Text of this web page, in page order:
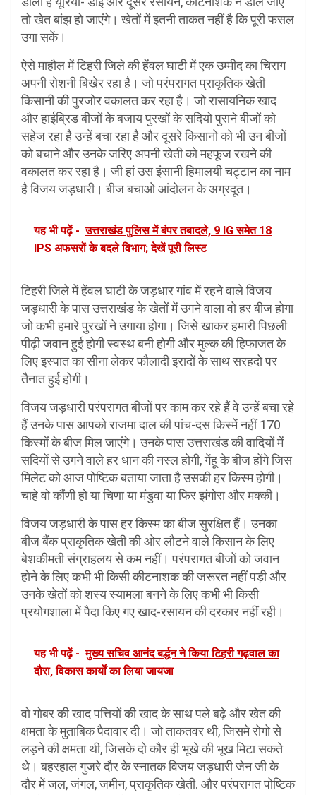
तो खेत बांझ हो जाएंगे। खेतों में इतनी ताकत नहीं है कि पूरी फसल
उगा सकें।
ऐसे माहौल में टिहरी जिले की हेंवल घाटी में एक उम्मीद का चिराग
अपनी रोशनी बिखेर रहा है। जो परंपरागत प्राकृतिक खेती
किसानी की पुरजोर वकालत कर रहा है। जो रासायनिक खाद
और हाईब्रिड बीजों के बजाय पुरखों के सदियो पुराने बीजों को
सहेज रहा है उन्हें बचा रहा है और दूसरे किसानो को भी उन बीजों
को बचाने और उनके जरिए अपनी खेती को महफूज रखने की
वकालत कर रहा है। जी हां उस इंसानी हिमालयी चट्टान का नाम
है विजय जड़धारी। बीज बचाओ आंदोलन के अग्रदूत।
यह भी पढ़ें - उत्तराखंड पुलिस में बंपर तबादले, 9 IG समेत 18
IPS अफसरों के बदले विभाग; देखें पूरी लिस्ट
टिहरी जिले में हेंवल घाटी के जड़धार गांव में रहने वाले विजय
जड़धारी के पास उत्तराखंड के खेतों में उगने वाला वो हर बीज होगा
जो कभी हमारे पुरखों ने उगाया होगा। जिसे खाकर हमारी पिछली
पीढ़ी जवान हुई होगी स्वस्थ बनी होगी और मुल्क की हिफाजत के
लिए इस्पात का सीना लेकर फौलादी इरादों के साथ सरहदो पर
तैनात हुई होगी।
विजय जड़धारी परंपरागत बीजों पर काम कर रहे हैं वे उन्हें बचा रहे
हैं उनके पास आपको राजमा दाल की पांच-दस किस्में नहीं 170
किस्मों के बीज मिल जाएंगे। उनके पास उत्तराखंड की वादियों में
सदियों से उगने वाले हर धान की नस्ल होगी, गेंहू के बीज होंगे जिस
मिलेट को आज पोष्टिक बताया जाता है उसकी हर किस्म होगी।
चाहे वो कौंणी हो या चिणा या मंडुवा या फिर झंगोरा और मक्की।
विजय जड़धारी के पास हर किस्म का बीज सुरक्षित हैं। उनका
बीज बैंक प्राकृतिक खेती की ओर लौटने वाले किसान के लिए
बेशकीमती संग्राहलय से कम नहीं। परंपरागत बीजों को जवान
होने के लिए कभी भी किसी कीटनाशक की जरूरत नहीं पड़ी और
उनके खेतों को शस्य स्यामला बनने के लिए कभी भी किसी
प्रयोगशाला में पैदा किए गए खाद-रसायन की दरकार नहीं रही।
यह भी पढ़ें - मुख्य सचिव आनंद बर्द्धन ने किया टिहरी गढ़वाल का
दौरा, विकास कार्यों का लिया जायजा
वो गोबर की खाद पत्तियों की खाद के साथ पले बढ़े और खेत की
क्षमता के मुताबिक पैदावार दी। जो ताकतवर थी, जिसमे रोगो से
लड़ने की क्षमता थी, जिसके दो कौर ही भूखे की भूख मिटा सकते
थे। बहरहाल गुजरे दौर के स्नातक विजय जड़धारी जेन जी के
दौर में जल, जंगल, जमीन, प्राकृतिक खेती. और परंपरागत पोष्टिक